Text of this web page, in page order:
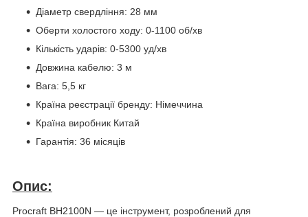
Діаметр свердління: 28 мм
Оберти холостого ходу: 0-1100 об/хв
Кількість ударів: 0-5300 уд/хв
Довжина кабелю: 3 м
Вага: 5,5 кг
Країна реєстрації бренду: Німеччина
Країна виробник Китай
Гарантія: 36 місяців
Опис:
Procraft BH2100N — це інструмент, розроблений для